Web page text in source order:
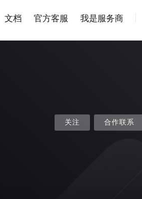
文档 官方客服 我是服务商
关注 合作联系